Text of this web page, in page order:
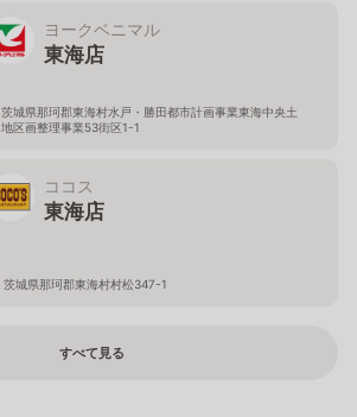
ヨークベニマル
東海店
茨城県那珂郡東海村水戸・勝田都市計画事業東海中央土
地区画整理事業53街区1-1
ココス
東海店
茨城県那珂郡東海村村松347-1
すべて見る